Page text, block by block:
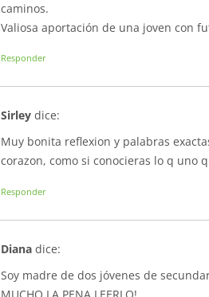
caminos.
Valiosa aportación de una joven con
Responder
Sirley dice:
Muy bonita reflexion y palabras
corazon, como si conocieras lo q uno
Responder
Diana dice:
Soy madre de dos jóvenes de